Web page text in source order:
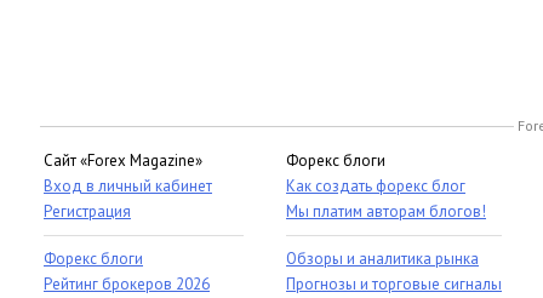
Сайт «Forex Magazine»
Вход в личный кабинет
Регистрация
Форекс блоги
Рейтинг брокеров 2026
Форекс блоги
Как создать форекс блог
Мы платим авторам блогов!
Обзоры и аналитика рынка
Прогнозы и торговые сигналы